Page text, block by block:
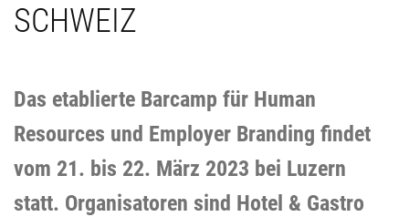
SCHWEIZ
Das etablierte Barcamp für Human
Resources und Employer Branding findet
vom 21. bis 22. März 2023 bei Luzern
statt. Organisatoren sind Hotel & Gastro